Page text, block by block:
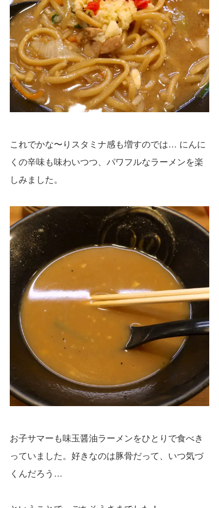
これでかな〜りスタミナ感も増すのでは… にんに
くの辛味も味わいつつ、パワフルなラーメンを楽
しみました。
お子サマーも味玉醤油ラーメンをひとりで食べき
っていました。好きなのは豚骨だって、いつ気づ
くんだろう…